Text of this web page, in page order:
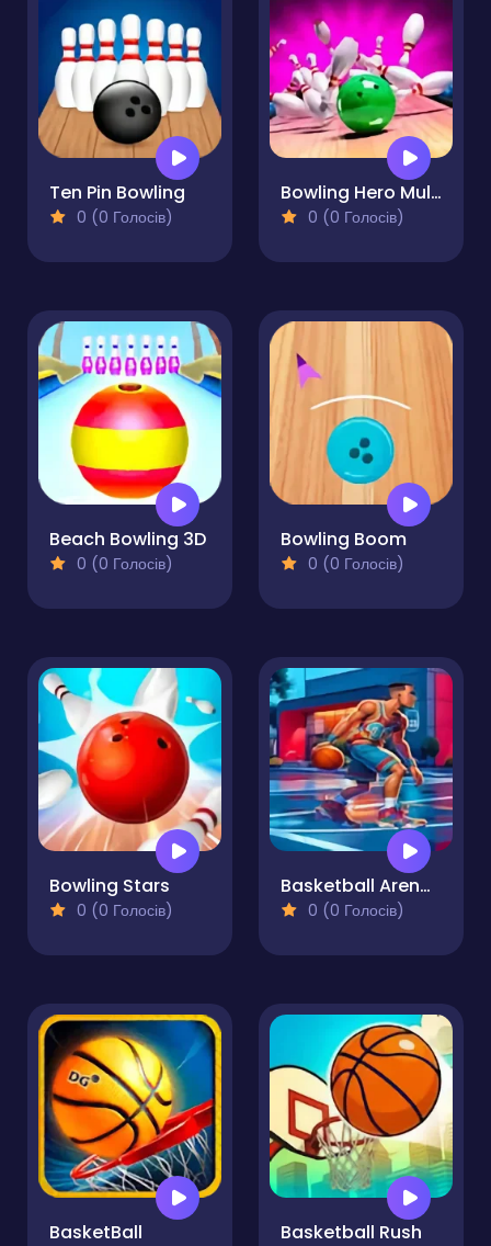
Ten Pin Bowling
0 (0 Голосів)
Bowling Hero Multiplayer
0 (0 Голосів)
Beach Bowling 3D
0 (0 Голосів)
Bowling Boom
0 (0 Голосів)
Bowling Stars
0 (0 Голосів)
Basketball Arena Ultimate Hoops Showdown
0 (0 Голосів)
BasketBall Basketball Rush